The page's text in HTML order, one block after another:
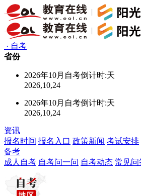
· 自考
省份
2026年10月自考倒计时:天
2026,10,24
2026年10月自考倒计时:天
2026,10,24
资讯
报名时间 报名入口 政策新闻 考试安排
备考
成人自考 自考问一问 自考动态 常见问